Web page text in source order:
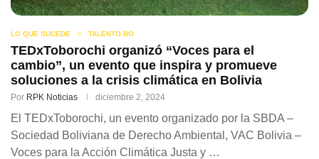
LO QUE SUCEDE TALENTO.BO
TEDxToborochi organizó “Voces para el
cambio”, un evento que inspira y promueve
soluciones a la crisis climática en Bolivia
Por RPK Noticias diciembre 2, 2024
El TEDxToborochi, un evento organizado por la SBDA –
Sociedad Boliviana de Derecho Ambiental, VAC Bolivia –
Voces para la Acción Climática Justa y …